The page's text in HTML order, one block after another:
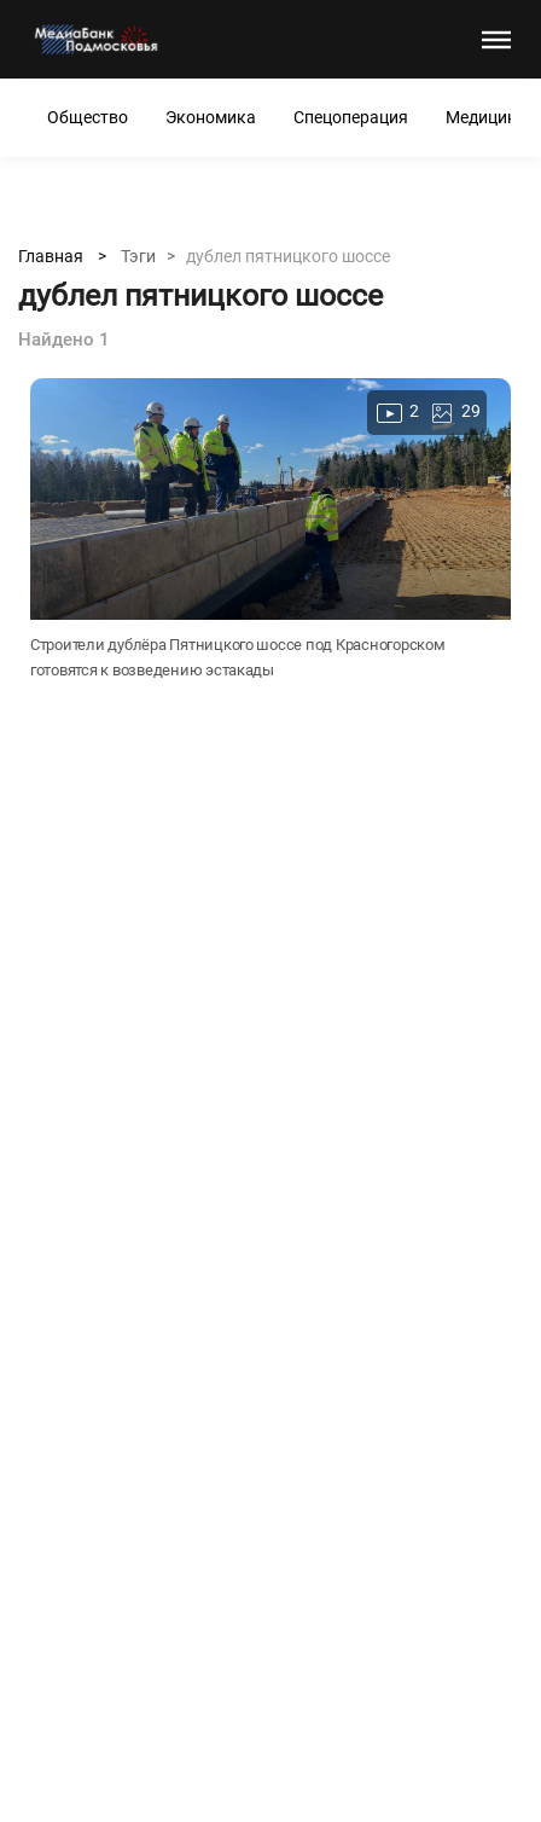
Общество Экономика Спецоперация Медицина
Главная > Тэги > дублел пятницкого шоссе
дублел пятницкого шоссе
Найдено 1
2 29
Строители дублёра Пятницкого шоссе под Красногорском
готовятся к возведению эстакады